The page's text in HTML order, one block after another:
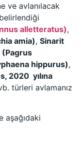
ve avlanılacak
belirlendiği
alletteratus),
amia), Sinarit
hippurus),
2020 yılına
türleri avlamanız
aşağıdaki